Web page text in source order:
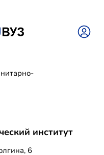
институт
6